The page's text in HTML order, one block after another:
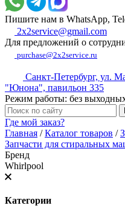
Пишите нам в WhatsApp,
2x2service@gmail.com
Для предложений о
purchase@2x2service.ru
Санкт-Петербург, ул.
"Юнона", павильон 335
Режим работы: без
Где мой заказ?
Главная /Каталог товаров /
Запчасти для стиральных
Бренд
Whirlpool
Категории